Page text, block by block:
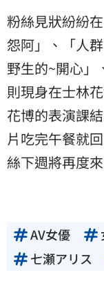
粉絲見狀紛紛
怨阿」、「人
野生的~開心」
則現身在士林
花博的表演課
片吃完午餐就
絲下週將再度
AV女優
七瀬アリス